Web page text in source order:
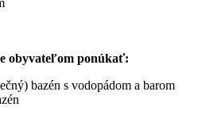
obyvateľom ponúkať:
bazén s vodopádom a barom